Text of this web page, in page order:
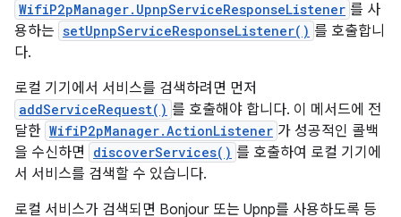
WifiP2pManager.UpnpServiceResponseListener 를 사
용하는 setUpnpServiceResponseListener() 를 호출합니
다.
로컬 기기에서 서비스를 검색하려면 먼저
addServiceRequest() 를 호출해야 합니다. 이 메서드에 전
달한 WifiP2pManager.ActionListener 가 성공적인 콜백
을 수신하면
discoverServices() 를 호출하여 로컬 기기에
서 서비스를 검색할 수 있습니다.
로컬 서비스가 검색되면 Bonjour 또는 Upnp를 사용하도록 등